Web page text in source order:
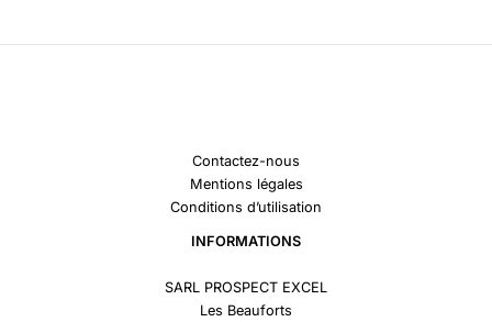
Contactez-nous
Mentions légales
Conditions d’utilisation
INFORMATIONS
SARL PROSPECT EXCEL
Les Beauforts